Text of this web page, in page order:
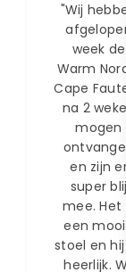
"Wij
week de
Warm
Cape
na 2
mogen
en zijn
super
mee. Het
een
stoel en
heerlijk.